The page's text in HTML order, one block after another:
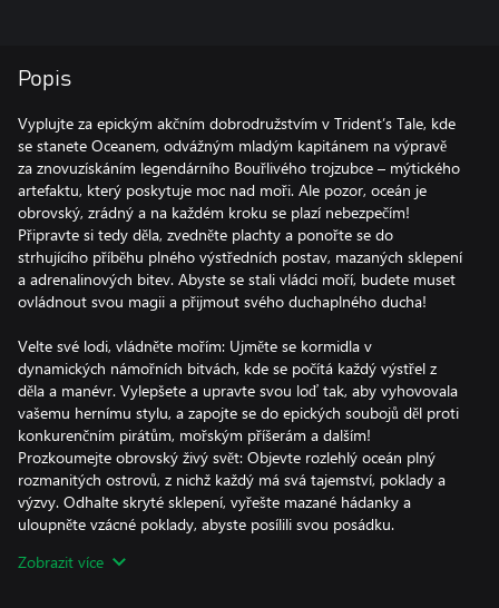
Popis
Vyplujte za epickým akčním dobrodružstvím v Trident’s Tale, kde
se stanete Oceanem, odvážným mladým kapitánem na výpravě
za znovuzískáním legendárního Bouřlivého trojzubce – mýtického
artefaktu, který poskytuje moc nad moři. Ale pozor, oceán je
obrovský, zrádný a na každém kroku se plazí nebezpečím!
Připravte si tedy děla, zvedněte plachty a ponořte se do
strhujícího příběhu plného výstředních postav, mazaných sklepení
a adrenalinových bitev. Abyste se stali vládci moří, budete muset
ovládnout svou magii a přijmout svého duchaplného ducha!
Velte své lodi, vládněte mořím: Ujměte se kormidla v
dynamických námořních bitvách, kde se počítá každý výstřel z
děla a manévr. Vylepšete a upravte svou loď tak, aby vyhovovala
vašemu hernímu stylu, a zapojte se do epických soubojů děl proti
konkurenčním pirátům, mořským příšerám a dalším!
Prozkoumejte obrovský živý svět: Objevte rozlehlý oceán plný
rozmanitých ostrovů, z nichž každý má svá tajemství, poklady a
výzvy. Odhalte skryté sklepení, vyřešte mazané hádanky a
uloupněte vzácné poklady, abyste posílili svou posádku.
pestrobarevné postavy, z nichž každá má jedinečné schopnosti a
Zobrazit více